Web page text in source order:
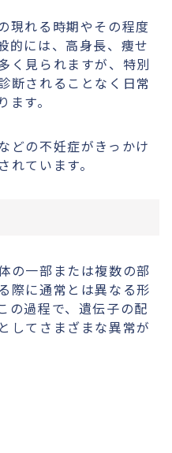
現れる時期やその程度
的には、高身長、痩せ
く見られますが、特別
断されることなく日常
す。
どの不妊症がきっかけ
ています。
の一部または複数の部
際に通常とは異なる形
の過程で、遺伝子の配
してさまざまな異常が